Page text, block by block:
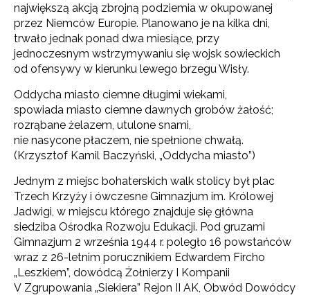
największą akcją zbrojną podziemia w okupowanej
przez Niemców Europie. Planowano je na kilka dni,
trwało jednak ponad dwa miesiące, przy
jednoczesnym wstrzymywaniu się wojsk sowieckich
od ofensywy w kierunku lewego brzegu Wisły.
Oddycha miasto ciemne długimi wiekami,
spowiada miasto ciemne dawnych grobów żałość;
rozrąbane żelazem, utulone snami,
nie nasycone płaczem, nie spełnione chwałą.
(Krzysztof Kamil Baczyński, „Oddycha miasto”)
Jednym z miejsc bohaterskich walk stolicy był plac
Trzech Krzyży i ówczesne Gimnazjum im. Królowej
Jadwigi, w miejscu którego znajduje się główna
siedziba Ośrodka Rozwoju Edukacji. Pod gruzami
Gimnazjum 2 września 1944 r. poległo 16 powstańców
wraz z 26-letnim porucznikiem Edwardem Fircho
„Leszkiem”, dowódcą Żołnierzy I Kompanii
V Zgrupowania „Siekiera” Rejon II AK, Obwód Dowódcy